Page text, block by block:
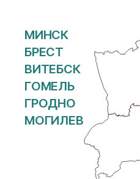
МИНСК
БРЕСТ
ВИТЕБСК
ГОМЕЛЬ
ГРОДНО
МОГИЛЕВ